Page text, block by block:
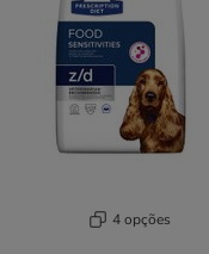
4 opções